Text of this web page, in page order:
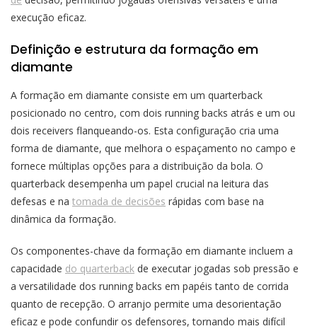
execução eficaz.
Definição e estrutura da formação em
diamante
A formação em diamante consiste em um quarterback
posicionado no centro, com dois running backs atrás e um ou
dois receivers flanqueando-os. Esta configuração cria uma
forma de diamante, que melhora o espaçamento no campo e
fornece múltiplas opções para a distribuição da bola. O
quarterback desempenha um papel crucial na leitura das
defesas e na tomada de decisões rápidas com base na
dinâmica da formação.
Os componentes-chave da formação em diamante incluem a
capacidade do quarterback de executar jogadas sob pressão e
a versatilidade dos running backs em papéis tanto de corrida
quanto de recepção. O arranjo permite uma desorientação
eficaz e pode confundir os defensores, tornando mais difícil